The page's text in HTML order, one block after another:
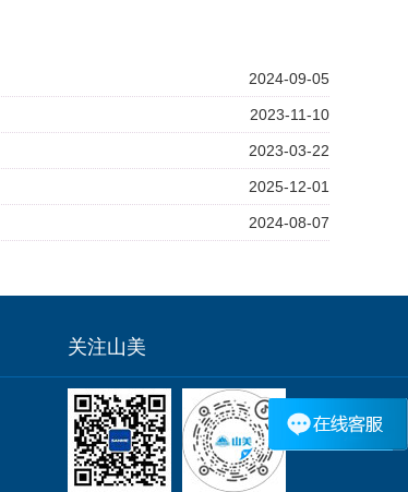
2024-09-05
2023-11-10
2023-03-22
2025-12-01
2024-08-07
关注山美